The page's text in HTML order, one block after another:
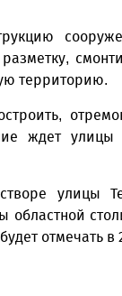
территорию.
ждет
улицы
областной
отмечать в